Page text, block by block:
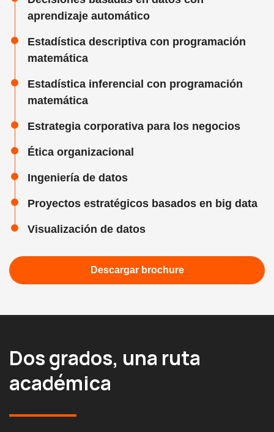
aprendizaje automático
Estadística descriptiva con programación
matemática
Estadística inferencial con programación
matemática
Estrategia corporativa para los negocios
Ética organizacional
Ingeniería de datos
Proyectos estratégicos basados en big data
Visualización de datos
Descargar brochure
Dos grados, una ruta
académica